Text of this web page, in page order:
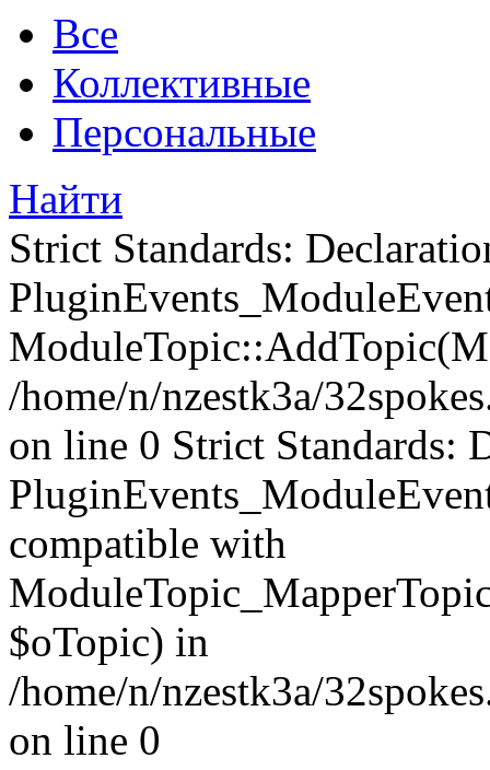
Все
Коллективные
Персональные
Найти
Strict Standards:
/home/n/nzestk3a/
on line 0 Strict Standards:
compatible with
$oTopic) in
/home/n/nzestk3a/
on line 0